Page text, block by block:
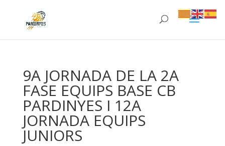
9A JORNADA DE LA 2A
FASE EQUIPS BASE CB
PARDINYES I 12A
JORNADA EQUIPS
JUNIORS